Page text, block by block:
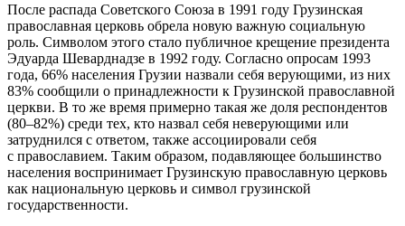
После распада Советского Союза в 1991 году Грузинская
православная церковь обрела новую важную социальную
роль. Символом этого стало публичное крещение президента
Эдуарда Шеварднадзе в 1992 году. Согласно опросам 1993
года, 66% населения Грузии назвали себя верующими, из них
83% сообщили о принадлежности к Грузинской православной
церкви. В то же время примерно такая же доля респондентов
(80–82%) среди тех, кто назвал себя неверующими или
затруднился с ответом, также ассоциировали себя
с православием. Таким образом, подавляющее большинство
населения воспринимает Грузинскую православную церковь
как национальную церковь и символ грузинской
государственности.